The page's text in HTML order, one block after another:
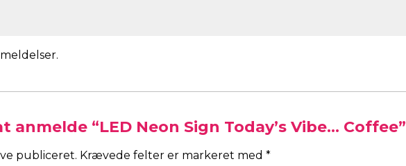
“LED Neon Sign Today’s Vibe… Coffee”
publiceret. Krævede felter er markeret med *